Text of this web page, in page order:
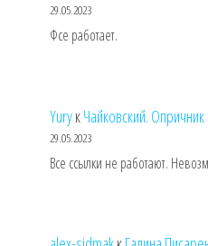
29.05.2023
Фсе работает.
YuryкЧайковский.
29.05.2023
Все ссылки не работают.